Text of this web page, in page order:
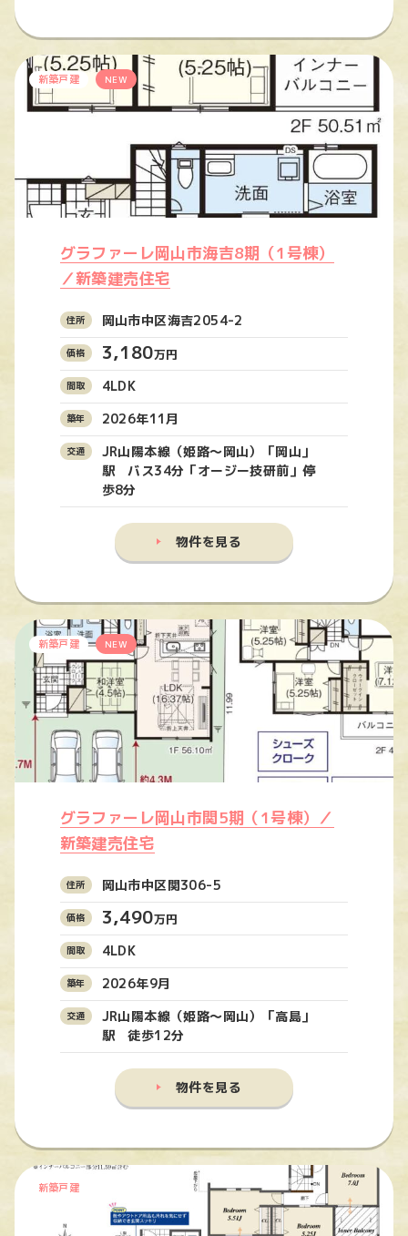
新築戸建 NEW
グラファーレ岡山市海吉8期（1号棟）
／新築建売住宅
岡山市中区海吉2054-2
3,180万円
4LDK
2026年11月
JR山陽本線（姫路〜岡山）「岡山」
駅 バス34分「オージー技研前」停
歩8分
物件を見る
新築戸建 NEW
グラファーレ岡山市関5期（1号棟）／
新築建売住宅
岡山市中区関306-5
3,490万円
4LDK
2026年9月
JR山陽本線（姫路〜岡山）「高島」
駅 徒歩12分
物件を見る
新築戸建